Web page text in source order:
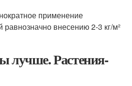
применение
равнозначно внесению 2-3 кг/м²
лучше. Растения-